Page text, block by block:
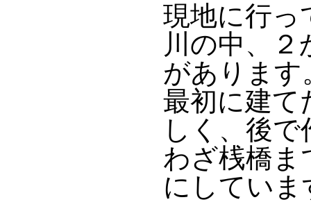
現地に行っ
川の中、
があります
最初に建て
しく、後
わざ桟橋ま
にしてい